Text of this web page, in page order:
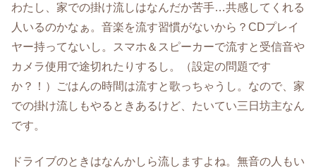
わたし、家での掛け流しはなんだか苦手…共感してくれる
人いるのかなぁ。音楽を流す習慣がないから？CDプレイ
ヤー持ってないし。スマホ＆スピーカーで流すと受信音や
カメラ使用で途切れたりするし。（設定の問題です
か？！）ごはんの時間は流すと歌っちゃうし。なので、家
での掛け流しもやるときあるけど、たいてい三日坊主なん
です。
ドライブのときはなんかしら流しますよね。無音の人もい